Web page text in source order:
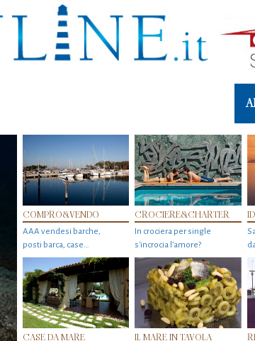
COMPRO&VENDO
AAA vendesi barche,
posti barca, case…
CROCIERE&CHARTER
In crociera per single
s'incrocia l’amore?
CASE DA MARE IL MARE IN TAVOLA